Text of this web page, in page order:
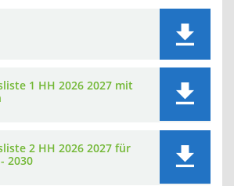
1 HH 2026 2027 mit
2 HH 2026 2027 für
2030